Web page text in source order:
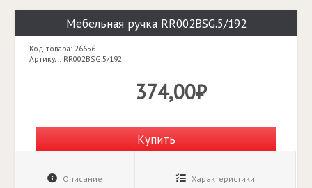
Мебельная ручка RR002BSG.5/192
Код товара: 26656
Артикул: RR002BSG.5/192
374,00₽
Купить
Описание Характеристики